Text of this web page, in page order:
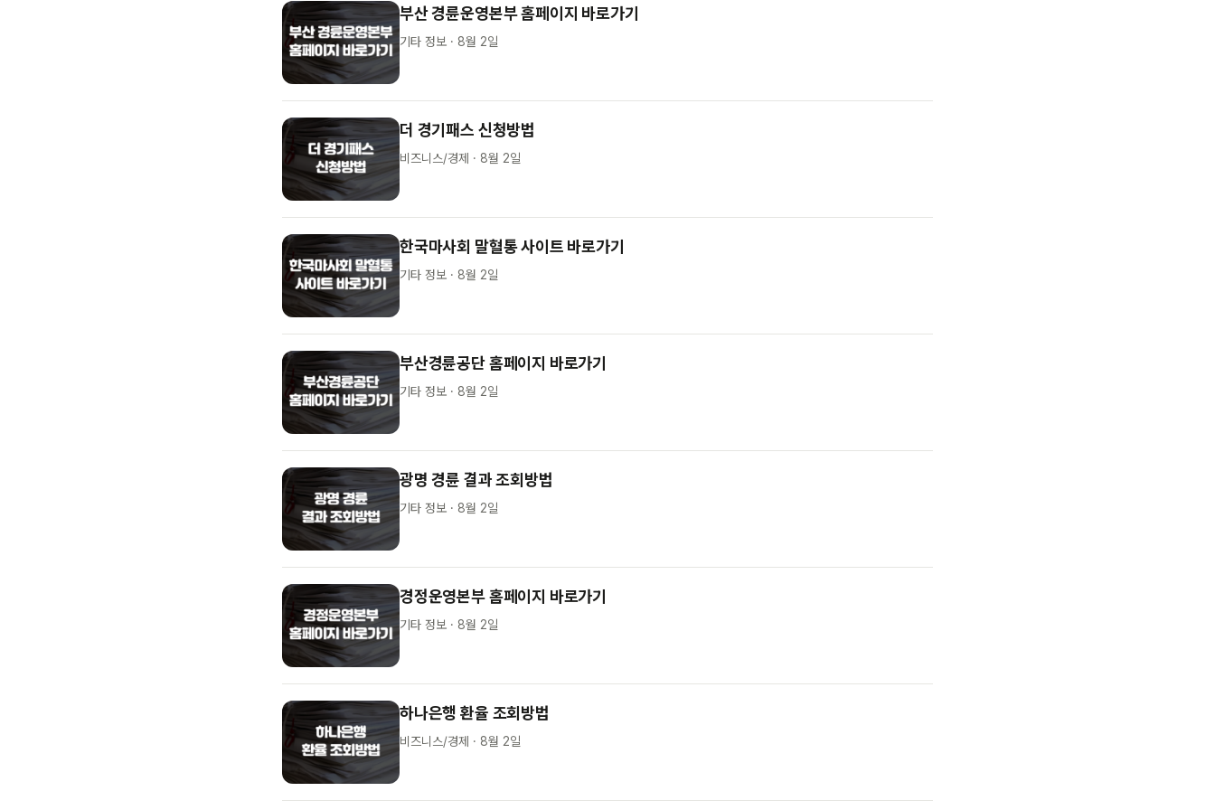
부산 경륜운영본부 홈페이지 바로가기
기타 정보 · 8월 2일
더 경기패스 신청방법
비즈니스/경제 · 8월 2일
한국마사회 말혈통 사이트 바로가기
기타 정보 · 8월 2일
부산경륜공단 홈페이지 바로가기
기타 정보 · 8월 2일
광명 경륜 결과 조회방법
기타 정보 · 8월 2일
경정운영본부 홈페이지 바로가기
기타 정보 · 8월 2일
하나은행 환율 조회방법
비즈니스/경제 · 8월 2일